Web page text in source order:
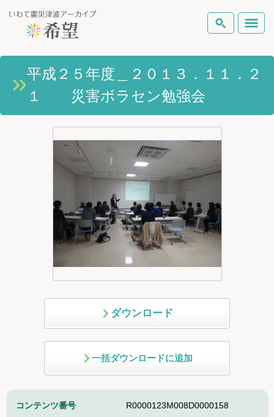
いわて震災津波アーカイブとは
岩手県の被害状況
ピックアップコンテンツ
Foreign Laguage
検索
平成２５年度＿２０１３．１１．２
１ 災害ボラセン勉強会
ダウンロード
一括ダウンロードに追加
コンテンツ番号 R0000123M008D0000158